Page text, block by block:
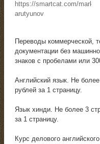
https://smartcat.com/
arutyunov
Переводы коммерческой,
документации без
знаков с пробелами или
Английский язык. Не
рублей за 1 страницу.
Язык хинди. Не более 3
за 1 страницу.
Курс делового